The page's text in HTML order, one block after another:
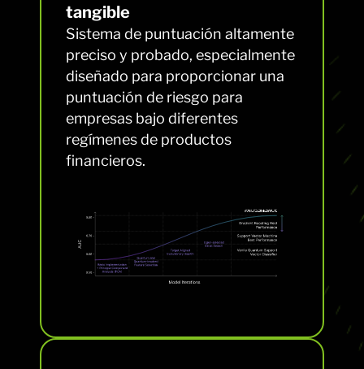
tangible
Sistema de puntuación altamente
preciso y probado, especialmente
diseñado para proporcionar una
puntuación de riesgo para
empresas bajo diferentes
regímenes de productos
financieros.